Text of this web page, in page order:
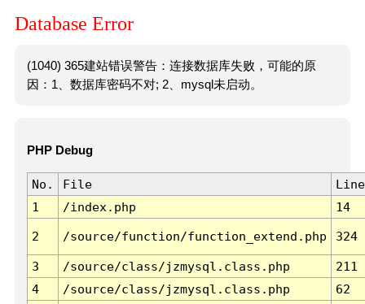
Database Error
(1040) 365建站错误警告：连接数据库失败，可能的原
因：1、数据库密码不对; 2、mysql未启动。
PHP Debug
No. File
Line
1
/index.php 14
2 /source/function/function_extend.php 324
3 /source/class/jzmysql.class.php
211
4
/source/class/jzmysql.class.php
62